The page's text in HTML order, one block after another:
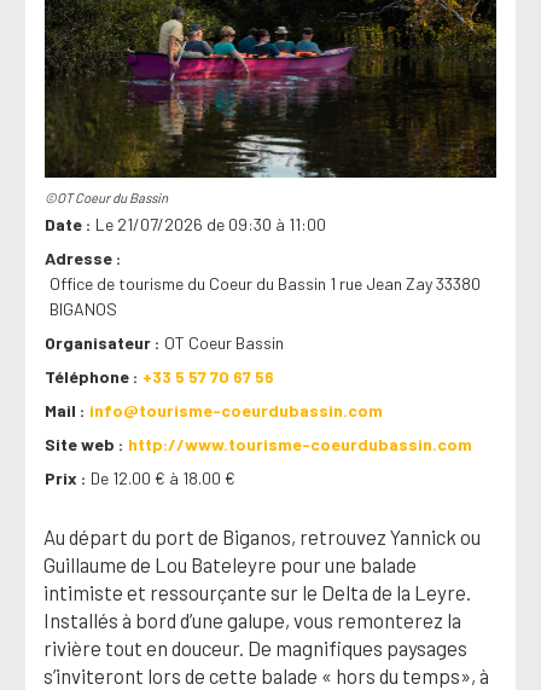
©OT Coeur du Bassin
Date
Le 21/07/2026 de 09:30 à 11:00
Adresse
Office de tourisme du Coeur du Bassin 1 rue Jean Zay 33380
BIGANOS
Organisateur
OT Coeur Bassin
Téléphone
+33 5 57 70 67 56
Mail
info@tourisme-coeurdubassin.com
Site web
http://www.tourisme-coeurdubassin.com
Prix
De 12.00 € à 18.00 €
Au départ du port de Biganos, retrouvez Yannick ou
Guillaume de Lou Bateleyre pour une balade
intimiste et ressourçante sur le Delta de la Leyre.
Installés à bord d’une galupe, vous remonterez la
rivière tout en douceur. De magnifiques paysages
s’inviteront lors de cette balade « hors du temps», à